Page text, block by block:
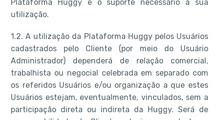
Plataforma Huggy e o suporte necessário à sua
utilização.
1.2. A utilização da Plataforma Huggy pelos Usuários
cadastrados pelo Cliente (por meio do Usuário
Administrador) dependerá de relação comercial,
trabalhista ou negocial celebrada em separado com
os referidos Usuários e/ou organização a que estes
Usuários estejam, eventualmente, vinculados, sem a
participação direta ou indireta da Huggy. Será de